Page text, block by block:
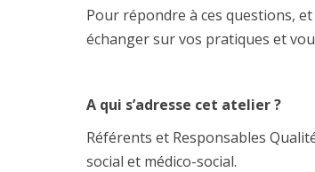
Pour répondre à ces questions,
échanger sur vos pratiques et
A qui s’adresse cet atelier?
Référents et Responsables
social et médico-social.